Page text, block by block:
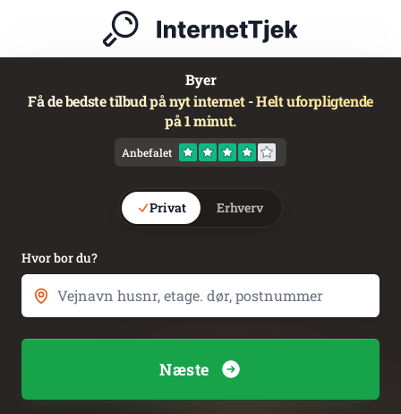
Byer
Få de bedste tilbud på nyt internet - Helt uforpligtende
på 1 minut.
Anbefalet
Privat Erhverv
Hvor bor du?
Næste